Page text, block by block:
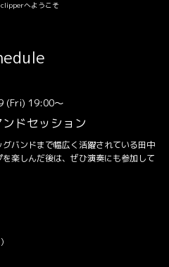
へようこそ
(Fri) 19:00～
ドセッション
バンドまで幅広く活躍されている田中
楽しんだ後は、ぜひ演奏にも参加して